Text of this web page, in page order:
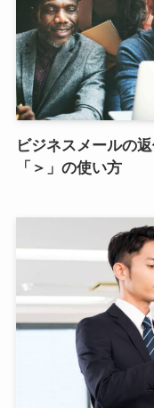
ビジネスメールの
「＞」の使い方